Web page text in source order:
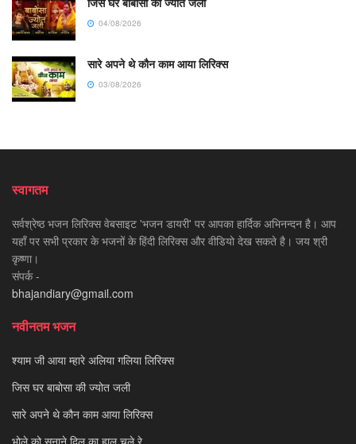
04/08/2026
सारे अपने थे कौन काम आया लिरिक्स
03/08/2026
स्वागतम
सर्वश्रेष्ठ भजन लिरिक्स वेबसाइट 'भजन डायरी' पर आपका हार्दिक अभिनन्दन है। आप
यहाँ पर सभी प्रकार के भजनों के हिंदी लिरिक्स और वीडियो देख सकते है। जय श्री
कृष्णा।
संपर्क -
bhajandiary@gmail.com
नवीनतम भजन
श्याम जी आया म्हारे अलिया गलिया लिरिक्स
जिस घर बाबोसा की ज्योत जली
सारे अपने थे कौन काम आया लिरिक्स